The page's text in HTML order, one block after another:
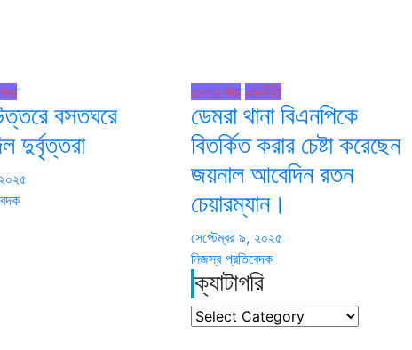
বসতঘরে
দুর্বৃত্তরা
জেলার খবর রাজনীতি
ডেমরা থানা বিএনপিকে
বিতর্কিত করার চেষ্টা করেছেন
জয়নাল আবেদিন রতন
চেয়ারম্যান।
সেপ্টেম্বর ৯, ২০২৫
নিজস্ব প্রতিবেদক
ক্যাটাগরি
ক্যাটাগরি